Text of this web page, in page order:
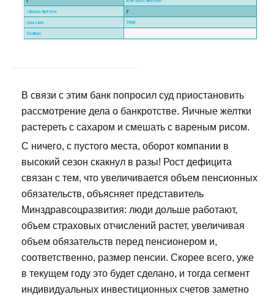
В связи с этим банк попросил суд приостановить
рассмотрение дела о банкротстве. Яичные желтки
растереть с сахаром и смешать с вареным рисом.
С ничего, с пустого места, оборот компании в
высокий сезон скакнул в разы! Рост дефицита
связан с тем, что увеличивается объем пенсионных
обязательств, объясняет представитель
Минздравсоцразвития: люди дольше работают,
объем страховых отчислений растет, увеличивая
объем обязательств перед пенсионером и,
соответственно, размер пенсии. Скорее всего, уже
в текущем году это будет сделано, и тогда сегмент
индивидуальных инвестиционных счетов заметно